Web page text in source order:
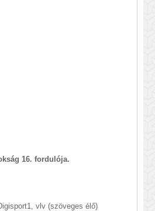
16. fordulója.
vlv (szöveges élő)